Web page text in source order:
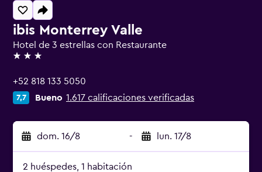
ibis Monterrey Valle
Hotel de 3 estrellas con Restaurante
3 estrellas
+52 818 133 5050
7,7 Bueno 1.617 calificaciones verificadas
dom. 16/8 - lun. 17/8
2 huéspedes, 1 habitación